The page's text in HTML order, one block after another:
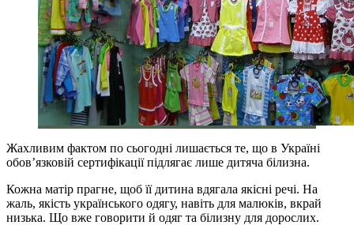
Жахливим фактом по сьогодні лишається те, що в Україні
обов’язковій сертифікації підлягає лише дитяча білизна.
Кожна матір прагне, щоб її дитина вдягала якісні речі. На
жаль, якість українського одягу, навіть для малюків, вкрай
низька. Що вже говорити й одяг та білизну для дорослих.